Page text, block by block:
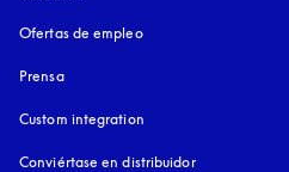
Ofertas de empleo
Prensa
Custom integration
Conviértase en distribuidor